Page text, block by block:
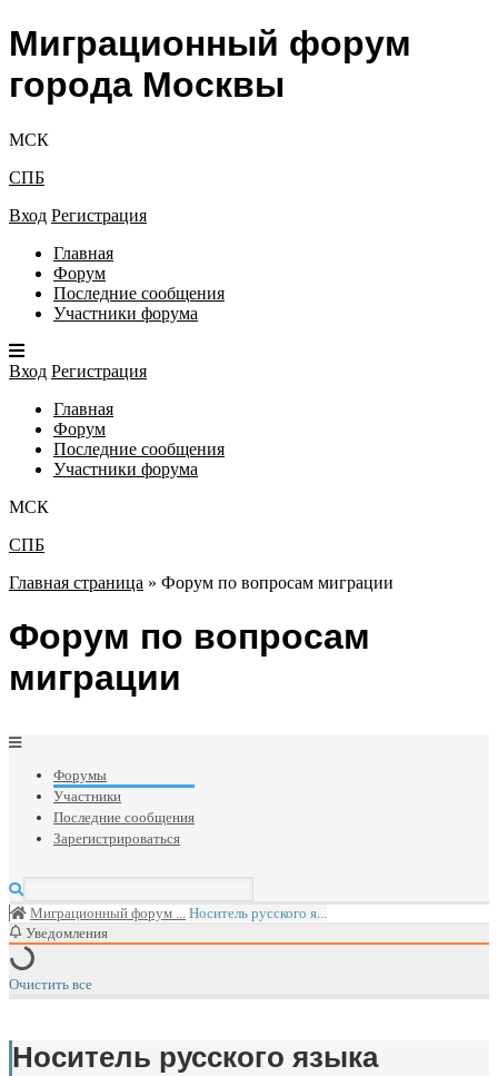
Миграционный форум
города Москвы
МСК
СПБ
Вход Регистрация
Главная
Форум
Последние сообщения
Участники форума
Вход Регистрация
Главная
Форум
Последние сообщения
Участники форума
МСК
СПБ
Главная страница » Форум по вопросам миграции
Форум по вопросам
миграции
Форумы
Участники
Последние сообщения
Зарегистрироваться
Миграционный форум ...
Носитель русского я...
Уведомления
Очистить все
Носитель русского языка